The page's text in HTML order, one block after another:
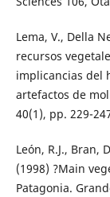
Lema, V., Della
recursos
implicancias del
artefactos de
40(1), pp. 229-
León, R.J., Bran,
(1998) ?Main
Patagonia.